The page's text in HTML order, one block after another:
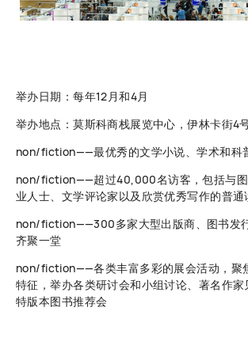
举办日期：每年12月和4月
举办地点：莫斯科商栈展览中心，伊林卡街4
non/fiction——最优秀的文学小说、学术和科
non/fiction——超过40,000名访客，包括与图
业人士、文学评论家以及欣赏优秀写作的普通
non/fiction——300多家大型出版商、图书发
齐聚一堂
non/fiction——各类丰富多彩的展会活动，聚
特征，举办各类研讨会和小组讨论、著名作家
特版本图书推荐会